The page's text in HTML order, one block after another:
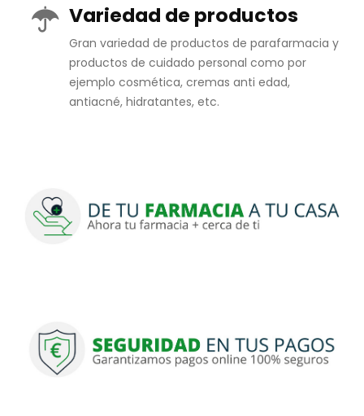
Variedad de productos
Gran variedad de productos de parafarmacia y
productos de cuidado personal como por
ejemplo cosmética, cremas anti edad,
antiacné, hidratantes, etc.